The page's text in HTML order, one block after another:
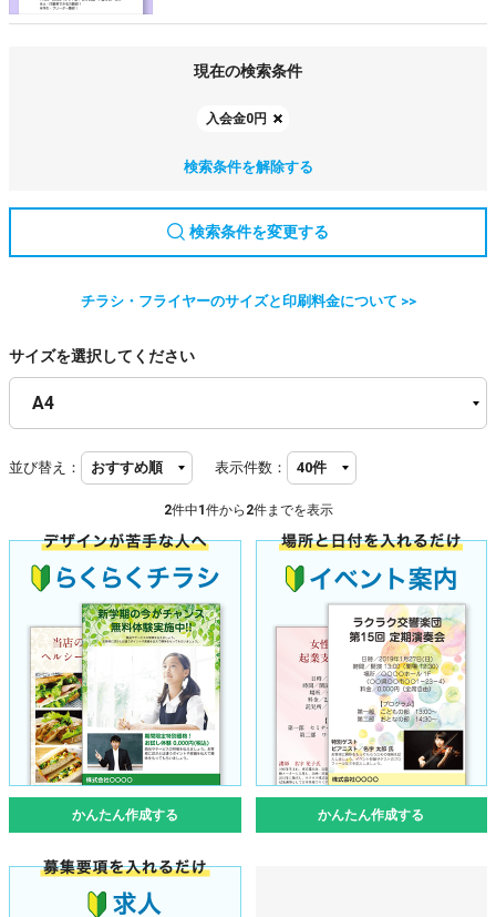
現在の検索条件
入会金0円
検索条件を解除する
検索条件を変更する
チラシ・フライヤーのサイズと印刷料金について >>
サイズを選択してください
並び替え： 表示件数：
2件中1 件から 2件までを表示
かんたん作成する かんたん作成する